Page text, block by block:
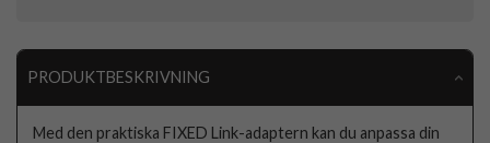
PRODUKTBESKRIVNING
Med den praktiska FIXED Link-adaptern kan du anpassa din